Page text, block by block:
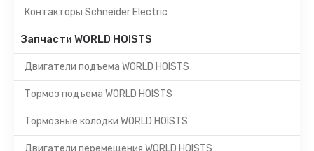
Контакторы Schneider Electric
Запчасти WORLD HOISTS
Двигатели подъема WORLD HOISTS
Тормоз подъема WORLD HOISTS
Тормозные колодки WORLD HOISTS
Двигатели перемещения WORLD HOISTS